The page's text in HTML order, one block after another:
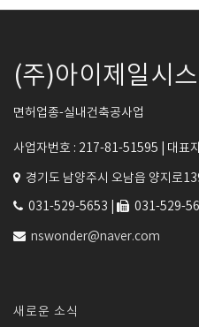
(주)아이제일시
면허업종-실내건축공사업
사업자번호 : 217-81-51595 | 대표
경기도 남양주시 오남읍 양지로
031-529-5653 |
031-529-
nswonder@naver.com
새로운 소식